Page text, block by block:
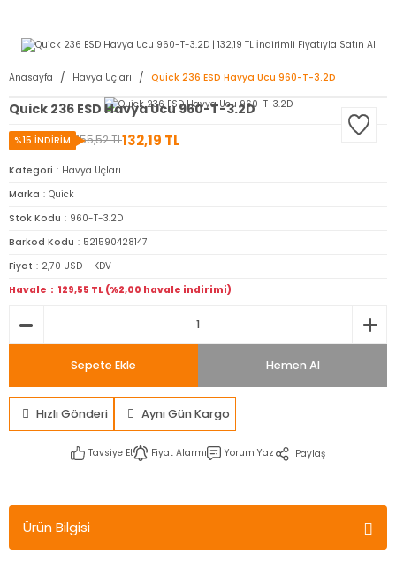
Anasayfa Havya Uçları Quick 236 ESD Havya Ucu 960-T-3.2D
Quick 236 ESD Havya Ucu 960-T-3.2D
155,52 TL132,19 TL
%15 İNDİRİM
Kategori
Havya Uçları
Marka
Quick
Stok Kodu
960-T-3.2D
Barkod Kodu
521590428147
Fiyat
2,70 USD + KDV
Havale
129,55 TL (%2,00 havale indirimi)
Sepete Ekle Hemen Al
Hızlı Gönderi Aynı Gün Kargo
Tavsiye Et Fiyat Alarmı Yorum Yaz Paylaş
Ürün Bilgisi